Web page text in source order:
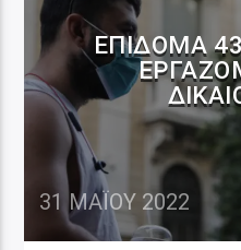
ΕΠΊΔΟΜΑ
31 ΜΑΪ́ΟΥ 2022